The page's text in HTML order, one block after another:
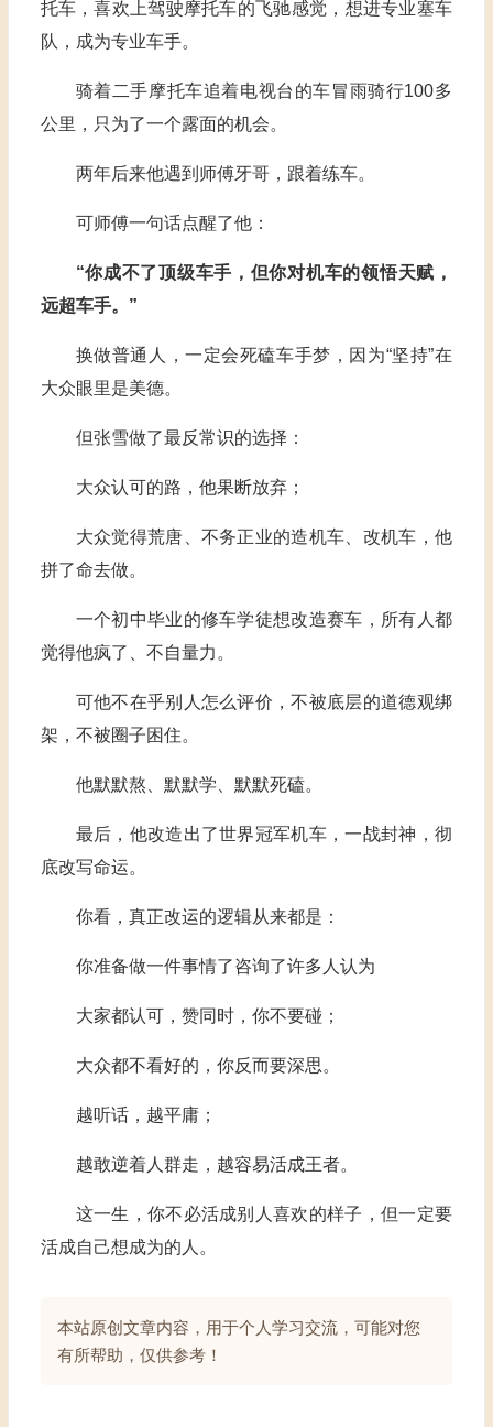
托车，喜欢上驾驶摩托车的飞驰感觉，想进专业塞车
队，成为专业车手。
骑着二手摩托车追着电视台的车冒雨骑行100多
公里，只为了一个露面的机会。
两年后来他遇到师傅牙哥，跟着练车。
可师傅一句话点醒了他：
“你成不了顶级车手，但你对机车的领悟天赋，
远超车手。”
换做普通人，一定会死磕车手梦，因为“坚持”在
大众眼里是美德。
但张雪做了最反常识的选择：
大众认可的路，他果断放弃；
大众觉得荒唐、不务正业的造机车、改机车，他
拼了命去做。
一个初中毕业的修车学徒想改造赛车，所有人都
觉得他疯了、不自量力。
可他不在乎别人怎么评价，不被底层的道德观绑
架，不被圈子困住。
他默默熬、默默学、默默死磕。
最后，他改造出了世界冠军机车，一战封神，彻
底改写命运。
你看，真正改运的逻辑从来都是：
你准备做一件事情了咨询了许多人认为
大家都认可，赞同时，你不要碰；
大众都不看好的，你反而要深思。
越听话，越平庸；
越敢逆着人群走，越容易活成王者。
这一生，你不必活成别人喜欢的样子，但一定要
活成自己想成为的人。
本站原创 文章内容，用于个人学习交流，可能对您
有所帮助，仅供参考！